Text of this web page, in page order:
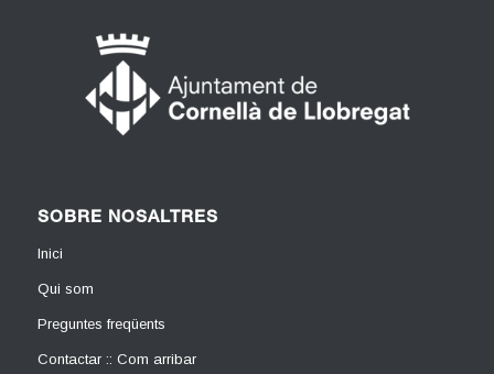
SOBRE NOSALTRES
Inici
Qui som
Preguntes freqüents
Contactar :: Com arribar